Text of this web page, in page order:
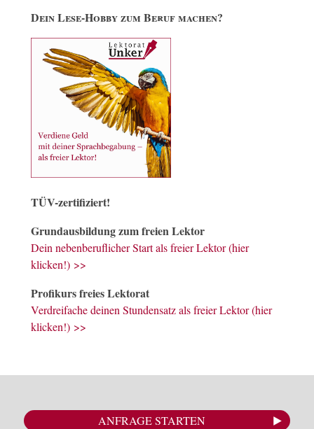
Dein Lese-Hobby zum Beruf machen?
TÜV-zertifiziert!
Grundausbildung zum freien Lektor
Dein nebenberuflicher Start als freier Lektor (hier
klicken!) >>
Profikurs freies Lektorat
Verdreifache deinen Stundensatz als freier Lektor (hier
klicken!) >>
ANFRAGE STARTEN